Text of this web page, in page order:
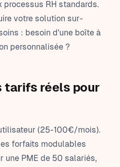
processus RH standards.
votre solution sur-
: besoin d'une boîte à
personnalisée ?
tarifs réels pour
(25-100€/mois).
forfaits modulables
une PME de 50 salariés,